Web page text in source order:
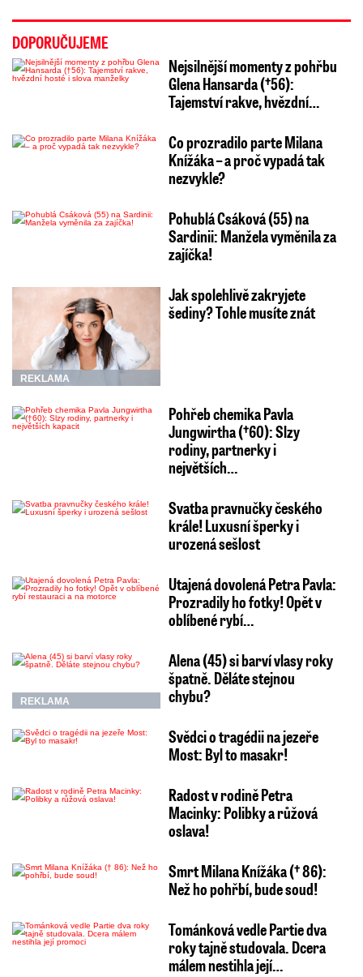
DOPORUČUJEME
Nejsilnější momenty z pohřbu
Glena Hansarda (†56):
Tajemství rakve, hvězdní…
Co prozradilo parte Milana
Knížáka – a proč vypadá tak
nezvykle?
Pohublá Csáková (55) na
Sardinii: Manžela vyměnila za
zajíčka!
REKLAMA
Jak spolehlivě zakryjete
šediny? Tohle musíte znát
Pohřeb chemika Pavla
Jungwirtha (†60): Slzy
rodiny, partnerky i
největších…
Svatba pravnučky českého
krále! Luxusní šperky i
urozená sešlost
Utajená dovolená Petra Pavla:
Prozradily ho fotky! Opět v
oblíbené rybí…
REKLAMA
Alena (45) si barví vlasy roky
špatně. Děláte stejnou
chybu?
Svědci o tragédii na jezeře
Most: Byl to masakr!
Radost v rodině Petra
Macinky: Polibky a růžová
oslava!
Smrt Milana Knížáka († 86):
Než ho pohřbí, bude soud!
Tománková vedle Partie dva
roky tajně studovala. Dcera
málem nestihla její…